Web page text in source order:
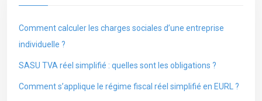
Comment calculer les charges sociales d’une entreprise
individuelle ?
SASU TVA réel simplifié : quelles sont les obligations ?
Comment s’applique le régime fiscal réel simplifié en EURL ?